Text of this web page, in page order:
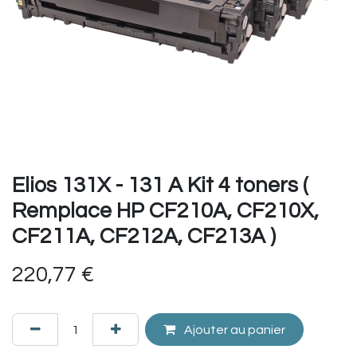
Elios 131X - 131 A Kit 4 toners (
Remplace HP CF210A, CF210X,
CF211A, CF212A, CF213A )
220,77 €
Ajouter au panier